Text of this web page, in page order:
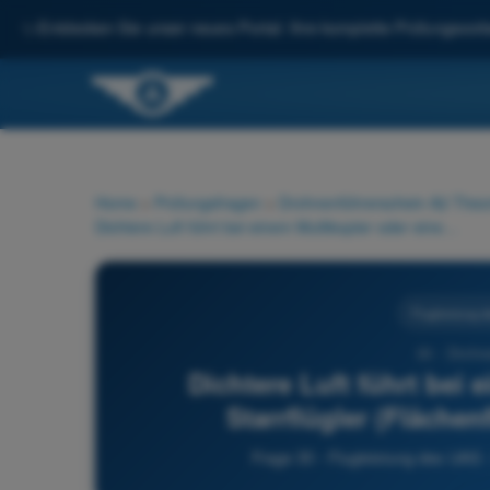
Entdecken Sie unser neues Portal: Ihre komplette
Home Prüfungsfragen Drohnenführerschein A2
Dichtere Luft führt bei
Starrflügler
Frage 30 - Flugleistung des